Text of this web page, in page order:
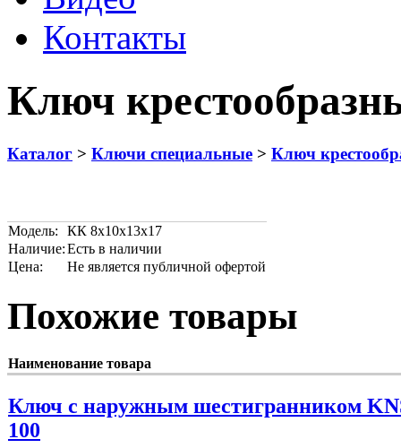
Контакты
Ключ
Каталог > Ключи специальные > Ключ
Модель:
КК 8х10х13х17
Наличие:Есть в наличии
Цена:
Не является публичной офертой
Похожие товары
Наименование товара
Ключ с наружным шестигранником
100